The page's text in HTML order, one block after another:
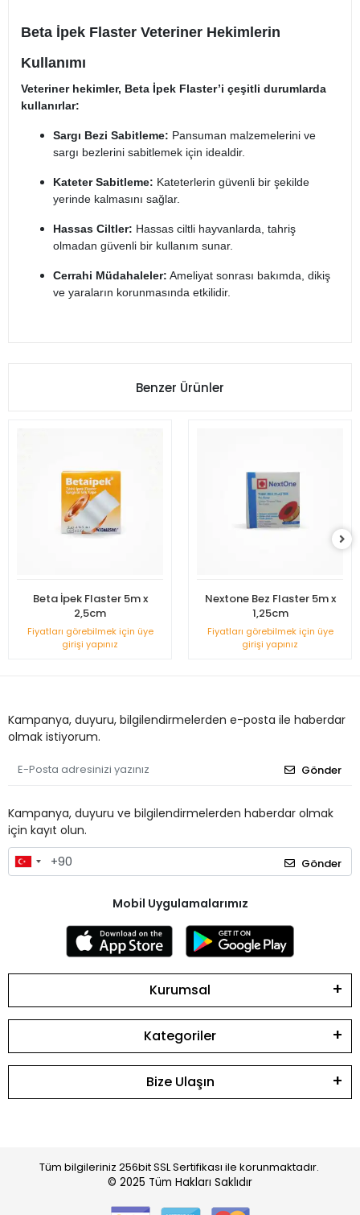
Beta İpek Flaster Veteriner Hekimlerin
Kullanımı
Veteriner hekimler, Beta İpek Flaster’i çeşitli durumlarda
kullanırlar:
Sargı Bezi Sabitleme: Pansuman malzemelerini ve
sargı bezlerini sabitlemek için idealdir.
Kateter Sabitleme: Kateterlerin güvenli bir şekilde
yerinde kalmasını sağlar.
Hassas Ciltler: Hassas ciltli hayvanlarda, tahriş
olmadan güvenli bir kullanım sunar.
Cerrahi Müdahaleler: Ameliyat sonrası bakımda, dikiş
ve yaraların korunmasında etkilidir​.
Benzer Ürünler
Beta İpek Flaster 5m x
2,5cm
Fiyatları görebilmek için üye
girişi yapınız
Nextone Bez Flaster 5m x
1,25cm
Fiyatları görebilmek için üye
girişi yapınız
Kampanya, duyuru, bilgilendirmelerden e-posta ile haberdar
olmak istiyorum.
Gönder
Kampanya, duyuru ve bilgilendirmelerden haberdar olmak
için kayıt olun.
Gönder
Mobil Uygulamalarımız
Kurumsal
Kategoriler
Bize Ulaşın
Tüm bilgileriniz 256bit SSL Sertifikası ile korunmaktadır.
© 2025 Tüm Hakları Saklıdır